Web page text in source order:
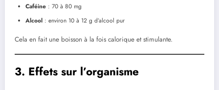
Caféine : 70 à 80 mg
Alcool : environ 10 à 12 g d’alcool pur
Cela en fait une boisson à la fois calorique et stimulante.
3. Effets sur l’organisme